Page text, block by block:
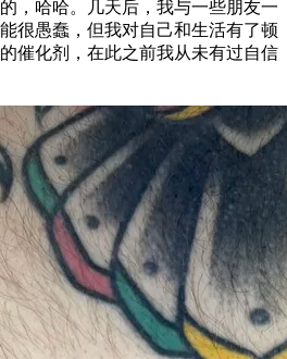
，哈哈。几天后，我与一些朋友一
很愚蠢，但我对自己和生活有了顿
催化剂，在此之前我从未有过自信